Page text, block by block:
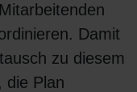
Damit
zu diesem
die Plan